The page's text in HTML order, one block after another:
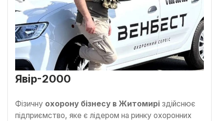
Явір-2000
Фізичну охорону бізнесу в Житомирі здійснює
підприємство, яке є лідером на ринку охоронних